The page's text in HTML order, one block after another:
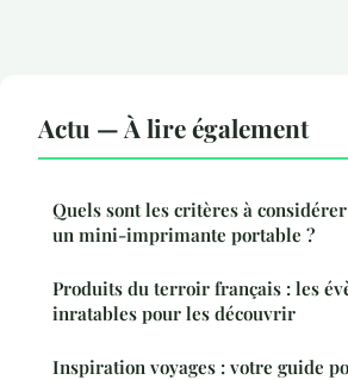
Actu — À lire également
Quels sont les critères à
un mini-imprimante portable ?
Produits du terroir français : les
inratables pour les découvrir
Inspiration voyages : votre guide